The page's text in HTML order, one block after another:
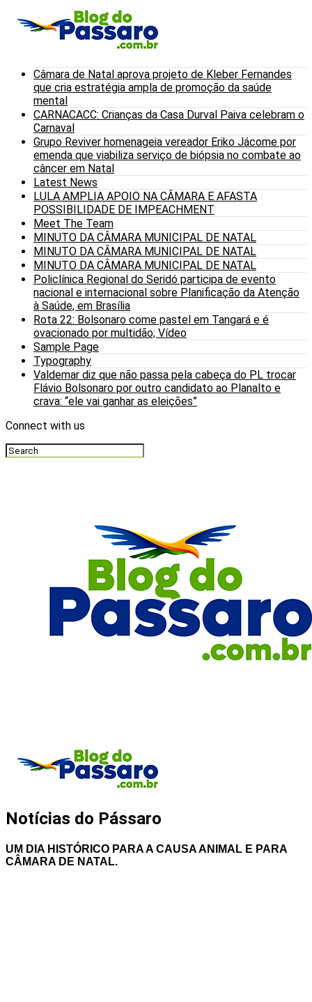
Câmara de Natal aprova projeto de Kleber Fernandes
que cria estratégia ampla de promoção da saúde
mental
CARNACACC: Crianças da Casa Durval Paiva celebram o
Carnaval
Grupo Reviver homenageia vereador Eriko Jácome por
emenda que viabiliza serviço de biópsia no combate ao
câncer em Natal
Latest News
LULA AMPLIA APOIO NA CÂMARA E AFASTA
POSSIBILIDADE DE IMPEACHMENT
Meet The Team
MINUTO DA CÂMARA MUNICIPAL DE NATAL
MINUTO DA CÂMARA MUNICIPAL DE NATAL
MINUTO DA CÂMARA MUNICIPAL DE NATAL
Policlínica Regional do Seridó participa de evento
nacional e internacional sobre Planificação da Atenção
à Saúde, em Brasília
Rota 22: Bolsonaro come pastel em Tangará e é
ovacionado por multidão; Vídeo
Sample Page
Typography
Valdemar diz que não passa pela cabeça do PL trocar
Flávio Bolsonaro por outro candidato ao Planalto e
crava: “ele vai ganhar as eleições”
Connect with us
Notícias do Pássaro
UM DIA HISTÓRICO PARA A CAUSA ANIMAL E PARA
CÂMARA DE NATAL.